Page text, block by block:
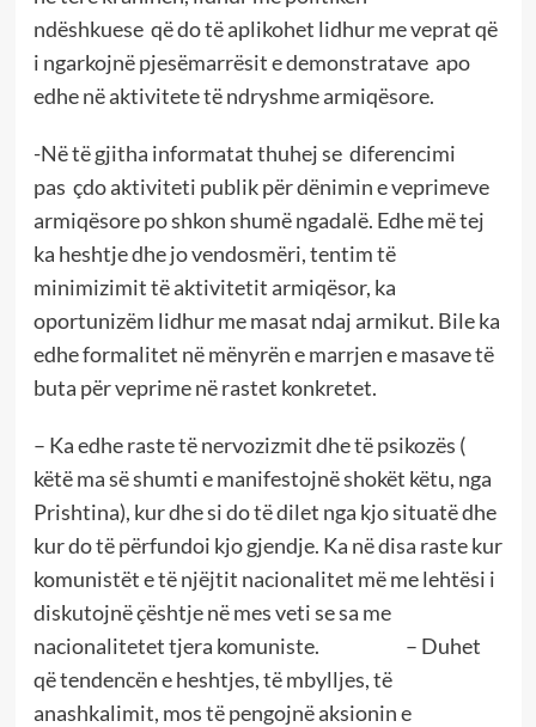
ndëshkuese që do të aplikohet lidhur me veprat që
i ngarkojnë pjesëmarrësit e demonstratave apo
edhe në aktivitete të ndryshme armiqësore.
-Në të gjitha informatat thuhej se diferencimi
pas çdo aktiviteti publik për dënimin e veprimeve
armiqësore po shkon shumë ngadalë. Edhe më tej
ka heshtje dhe jo vendosmëri, tentim të
minimizimit të aktivitetit armiqësor, ka
oportunizëm lidhur me masat ndaj armikut. Bile ka
edhe formalitet në mënyrën e marrjen e masave të
buta për veprime në rastet konkretet.
– Ka edhe raste të nervozizmit dhe të psikozës (
këtë ma së shumti e manifestojnë shokët këtu, nga
Prishtina), kur dhe si do të dilet nga kjo situatë dhe
kur do të përfundoi kjo gjendje. Ka në disa raste kur
komunistët e të njëjtit nacionalitet më me lehtësi i
diskutojnë çështje në mes veti se sa me
nacionalitetet tjera komuniste. – Duhet
që tendencën e heshtjes, të mbylljes, të
anashkalimit, mos të pengojnë aksionin e